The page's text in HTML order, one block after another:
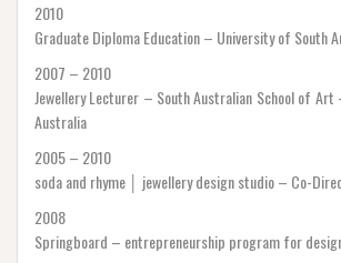
2010
Graduate Diploma Education – University of South
2007 – 2010
Jewellery Lecturer – South Australian School of
Australia
2005 – 2010
soda and rhyme │ jewellery design studio – Co-
2008
Springboard – entrepreneurship program for